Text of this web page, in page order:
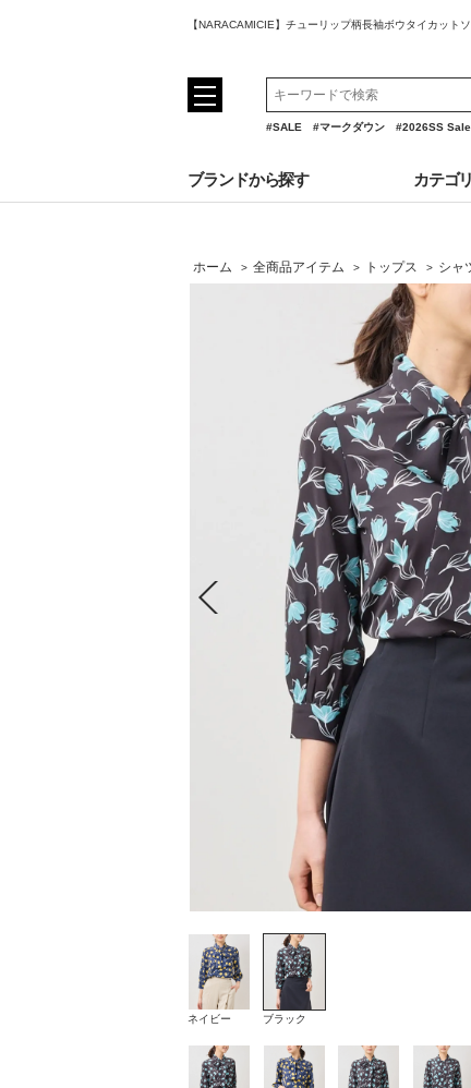
【NARACAMICIE】チューリップ柄長袖ボウタイカット
#SALE #マークダウン #2026SS Sale
ブランドから探す カテゴ
ホーム > 全商品アイテム > トップス > シャ
ネイビー ブラック